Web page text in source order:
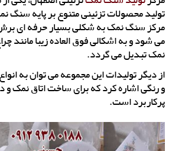
تولید محصولات تزئینی متنوع بر پایه سنگ
مرکز سنگ نمک به شکلی بسیار حرفه ای
می شود و به اشکالی فوق العاده زیبا مانند
نمک تبدیل می گردد.
از دیگر تولیدات این مجموعه می توان به
و رنگی اشاره کرد که برای ساخت اتاق نمک و
پرکاربرد است.